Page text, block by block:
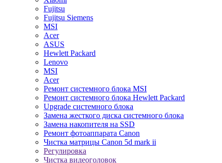
Fujitsu
Fujitsu Siemens
MSI
Acer
ASUS
Hewlett Packard
Lenovo
MSI
Acer
Ремонт системного блока MSI
Ремонт системного блока Hewlett Packard
Upgrade системного блока
Замена жесткого диска системного блока
Замена накопителя на SSD
Ремонт фотоаппарата Canon
Чистка матрицы Canon 5d mark ii
Регулировка
Чистка видеоголовок